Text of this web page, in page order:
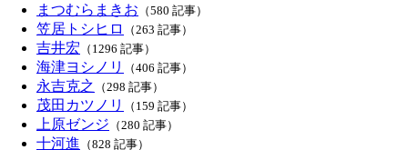
まつむらまきお （580 記事）
笠居トシヒロ （263 記事）
吉井宏 （1296 記事）
海津ヨシノリ （406 記事）
永吉克之 （298 記事）
茂田カツノリ （159 記事）
上原ゼンジ （280 記事）
十河進 （828 記事）